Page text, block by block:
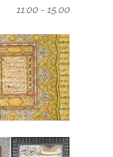
11:00 - 15.00